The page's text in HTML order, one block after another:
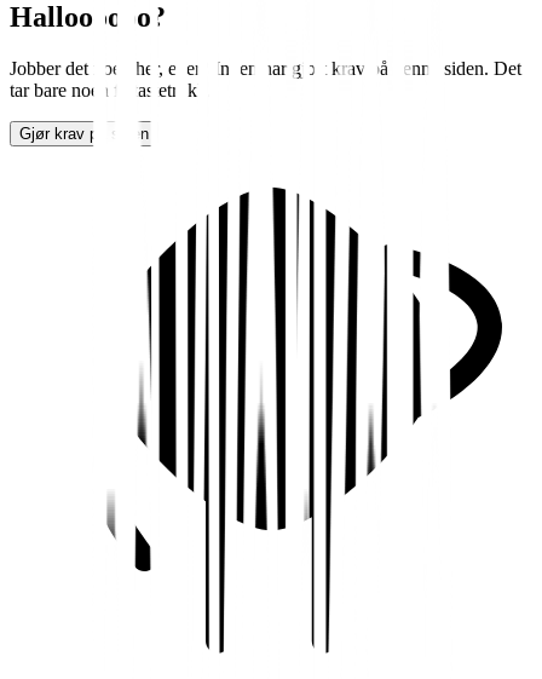
Halloooooo?
Jobber det noen her, eller? Ingen har gjort krav på denne siden. Det
tar bare noen få tastetrykk.
Gjør krav på siden